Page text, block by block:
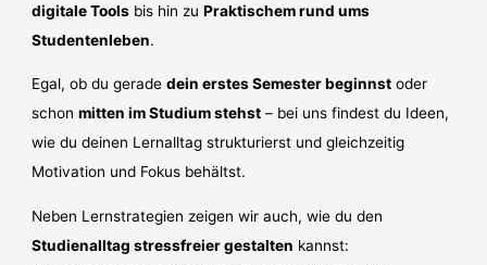
digitale Tools bis hin zuPraktischem rund ums
Studentenleben.
Egal, ob du geradedein erstes Semester beginnst oder
schonmitten im Studium stehst – bei uns findest du Ideen,
wie du deinen Lernalltag strukturierst und gleichzeitig
Motivation und Fokus behältst.
Neben Lernstrategien zeigen wir auch, wie du den
Studienalltag stressfreier gestalten kannst: